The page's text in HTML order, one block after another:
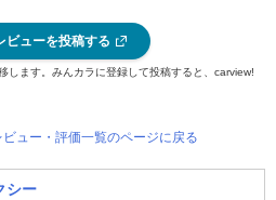
ビューを投稿する
ます。みんカラに登録して投稿すると、carview!
ュー・評価一覧のページに戻る
シー